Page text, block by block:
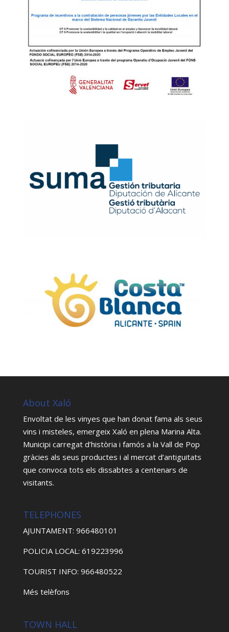
About Xaló
Envoltat de les vinyes que han donat fama als seus
vins i misteles, emergeix Xaló en plena Marina Alta.
Municipi carregat d’història i famós a la Vall de Pop
gràcies als seus productes i al mercat d’antiguitats
que convoca tots els dissabtes a centenars de
visitants.
TELEPHONES
AJUNTAMENT: 966480101
POLICIA LOCAL: 619223996
TOURIST INFO: 966480522
Més telèfons
TOWN HALL